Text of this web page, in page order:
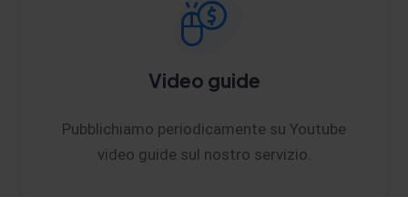
Video guide
Pubblichiamo periodicamente su Youtube
video guide sul nostro servizio.